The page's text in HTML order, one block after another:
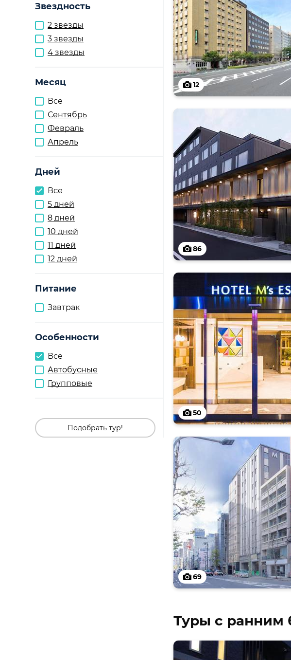
Звездность
2 звезды
3 звезды
4 звезды
Месяц
Все
Сентябрь
Февраль
Апрель
Дней
Все
5 дней
8 дней
10 дней
11 дней
12 дней
Питание
Завтрак
Особенности
Все
Автобусные
Групповые
Подобрать тур!
12
86
50
69
Туры с ранним